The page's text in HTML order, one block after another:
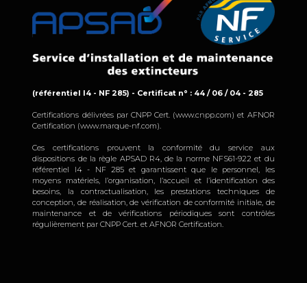
(référentiel I4 - NF 285) - Certificat n° : 44 / 06 / 04 - 285
Certifications délivrées par CNPP Cert. (www.cnpp.com) et AFNOR
Certification (www.marque-nf.com).
Ces certifications prouvent la conformité du service aux
dispositions de la règle APSAD R4, de la norme NFS61-922 et du
référentiel I4 - NF 285 et garantissent que le personnel, les
moyens matériels, l’organisation, l’accueil et l’identification des
besoins, la contractualisation, les prestations techniques de
conception, de réalisation, de vérification de conformité initiale, de
maintenance et de vérifications périodiques sont contrôlés
régulièrement par CNPP Cert. et AFNOR Certification.